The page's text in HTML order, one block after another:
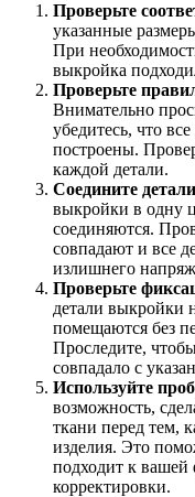
Проверьте
указанные
При
выкройка
Проверьте
Внимательно
убедитесь, что
построены.
каждой детали.
Соедините
выкройки в одну
соединяются.
совпадают и все
излишнего
Проверьте
детали выкройки
помещаются без
Проследите,
совпадало с
Используйте
возможность,
ткани перед тем,
изделия. Это
подходит к вашей
корректировки.